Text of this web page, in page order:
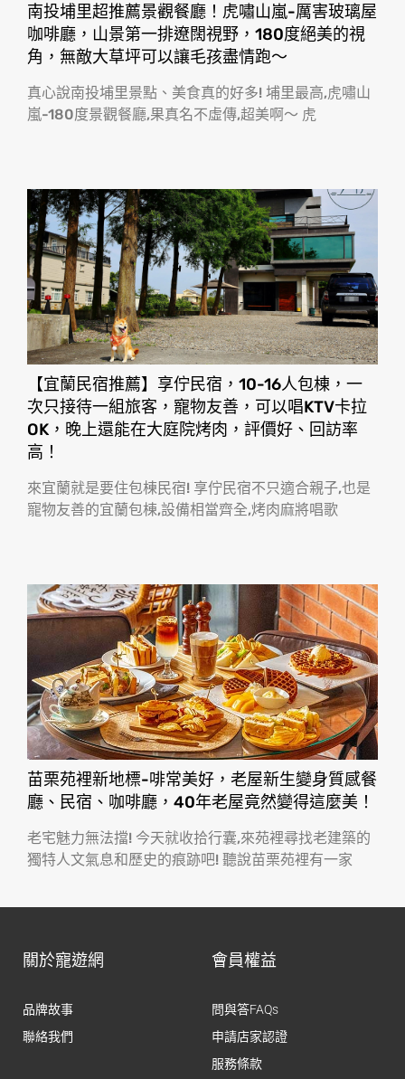
南投埔里超推薦景觀餐廳！虎嘯山嵐-厲害玻璃屋
咖啡廳，山景第一排遼闊視野，180度絕美的視
角，無敵大草坪可以讓毛孩盡情跑〜
真心說南投埔里景點、美食真的好多! 埔里最高,虎嘯山
嵐-180度景觀餐廳,果真名不虛傳,超美啊〜 虎
【宜蘭民宿推薦】享佇民宿，10-16人包棟，一
次只接待一組旅客，寵物友善，可以唱KTV卡拉
OK，晚上還能在大庭院烤肉，評價好、回訪率
高！
來宜蘭就是要住包棟民宿! 享佇民宿不只適合親子,也是
寵物友善的宜蘭包棟,設備相當齊全,烤肉麻將唱歌
苗栗苑裡新地標-啡常美好，老屋新生變身質感餐
廳、民宿、咖啡廳，40年老屋竟然變得這麼美！
老宅魅力無法擋! 今天就收拾行囊,來苑裡尋找老建築的
獨特人文氣息和歷史的痕跡吧! 聽說苗栗苑裡有一家
關於寵遊網
品牌故事
聯絡我們
會員權益
問與答FAQs
申請店家認證
服務條款